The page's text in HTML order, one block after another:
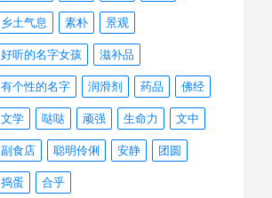
乡土气息 素朴 景观
好听的名字女孩 滋补品
有个性的名字 润滑剂 药品 佛经
文学 哒哒 顽强 生命力 文中
副食店 聪明伶俐 安静 团圆
捣蛋 合乎